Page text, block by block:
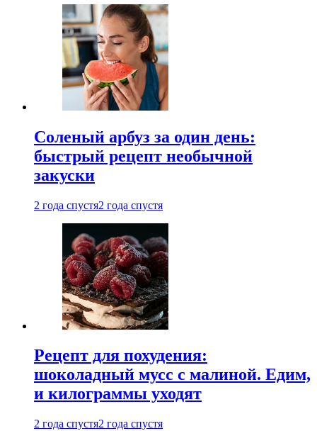
Соленый арбуз за один день:
быстрый рецепт необычной
закуски
2 года спустя2 года спустя
Рецепт для похудения:
шоколадный мусс с малиной. Едим,
и килограммы уходят
2 года спустя2 года спустя